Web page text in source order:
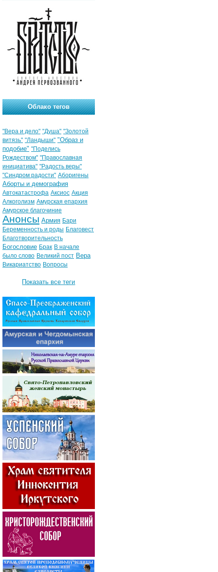
Облако тегов
"Вера и дело" "Душа" "Золотой
витязь" "Ландыши" "Образ и
подобие" "Поделись
Рождеством" "Православная
инициатива" "Радость веры"
"Синдром радости" Аборигены
Аборты и демография
Автокатастрофа Аксиос Акция
Алкоголизм Амурская епархия
Амурское благочиние
Анонсы Армия Бари
Беременность и роды Благовест
Благотворительность
Богословие Брак В начале
было слово Великий пост Вера
Викариатство Вопросы
Показать все теги